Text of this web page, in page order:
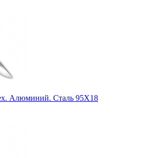
Алюминий. Сталь 95Х18